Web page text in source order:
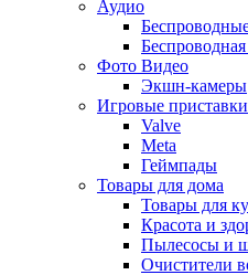
Аудио
Фото Видео
Экшн-камеры
Игровые приставки
Valve
Meta
Геймпады
Товары для дома
Товары для
Красота и
Пылесосы и
Очистители